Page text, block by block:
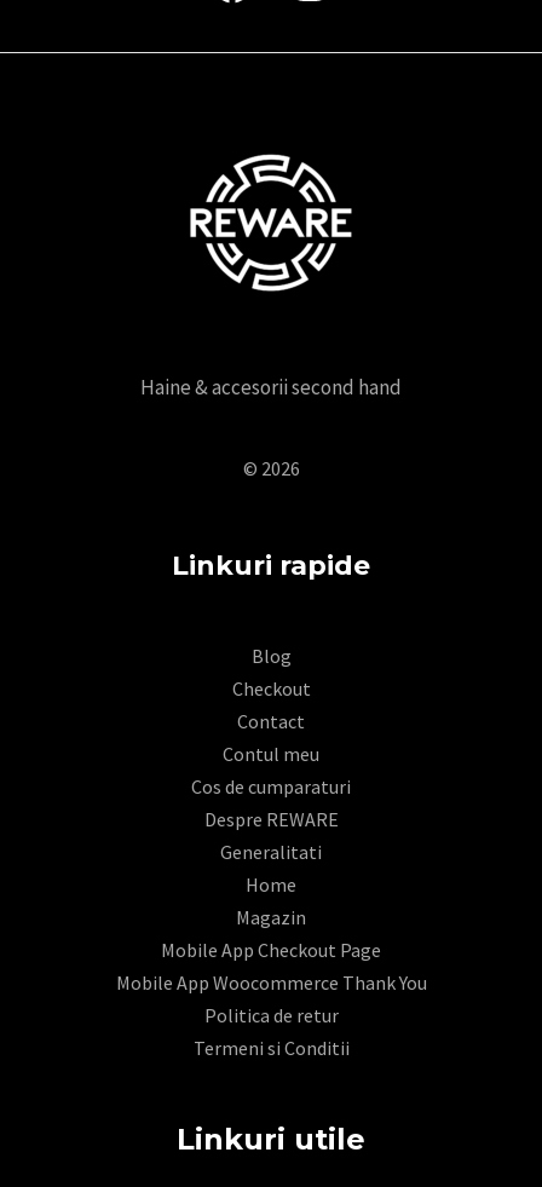
Haine & accesorii second hand
© 2026
Linkuri rapide
Blog
Checkout
Contact
Contul meu
Cos de cumparaturi
Despre REWARE
Generalitati
Home
Magazin
Mobile App Checkout Page
Mobile App Woocommerce Thank You
Politica de retur
Termeni si Conditii
Linkuri utile